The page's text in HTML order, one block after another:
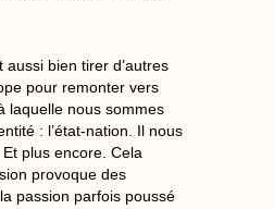
bien tirer d’autres
pour remonter vers
laquelle nous sommes
: l’état-nation. Il nous
plus encore. Cela
provoque des
passion parfois poussé